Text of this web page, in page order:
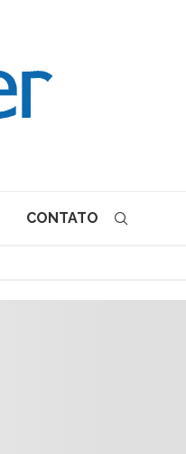
CONTATO